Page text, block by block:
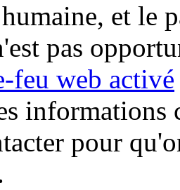
et le
pas
feu web activé
informations
pour